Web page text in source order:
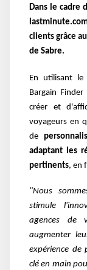
Dans le cadre
clients grâce
de Sabre.
En utilisant le
Bargain
créer et
voyageurs en
de
adaptant les
pertinents, en
"Nous
stimule
agences de
augmenter
expérience de
cléen main